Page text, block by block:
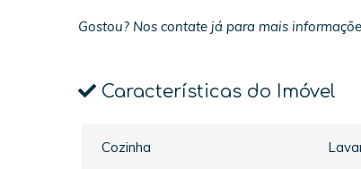
Gostou? Nos contate já para mais
Características do Imóvel
Cozinha